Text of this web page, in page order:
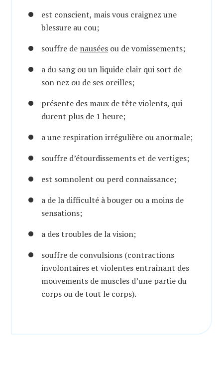
est conscient, mais vous craignez une
blessure au cou;
souffre de nausées ou de vomissements;
a du sang ou un liquide clair qui sort de
son nez ou de ses oreilles;
présente des maux de tête violents, qui
durent plus de 1 heure;
a une respiration irrégulière ou anormale;
souffre d’étourdissements et de vertiges;
est somnolent ou perd connaissance;
a de la difficulté à bouger ou a moins de
sensations;
a des troubles de la vision;
souffre de convulsions (contractions
involontaires et violentes entraînant des
mouvements de muscles d’une partie du
corps ou de tout le corps).